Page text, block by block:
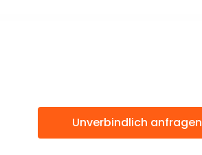
Unverbindlich anfragen